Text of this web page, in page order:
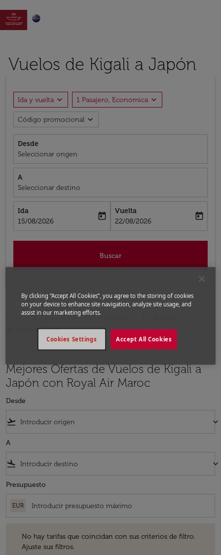

Vuelos de Kigali a Japón
Ida y vuelta expand_more 1 Pasajero, Economica expand_more
Código promocional expand_more
Desde
Seleccionar origen
A
Seleccionar destino
Ida
fc-booking-departure-date-aria-label
15/08/2026
today
Vuelta
fc-booking-return-date-aria-label
22/08/2026
today
Buscar
Inicio Vuelos Vuelos a Japón
de Kigali a Japón
Mejores Ofertas de Vuelos de Kigali a
Japón con Royal Air Maroc
Desde
flight_takeoff keyboard_arrow_down
A
flight_land keyboard_arrow_down
Presupuesto
EUR
No hay tarifas que coincidan con sus criterios de filtro.
Ajuste sus filtros.
By clicking “Accept All Cookies”, you agree to the storing of cookies
on your device to enhance site navigation, analyze site usage, and
assist in our marketing efforts.
Accept All Cookies
Cookies Settings